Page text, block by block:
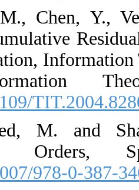
25. ‎Rao‎, ‎M.‎,
‎(2004)‎,
of Information‎,
on
[DOI:10.1109/
26. ‎Shaked‎,
‎Stochastic
[DOI:10.1007/